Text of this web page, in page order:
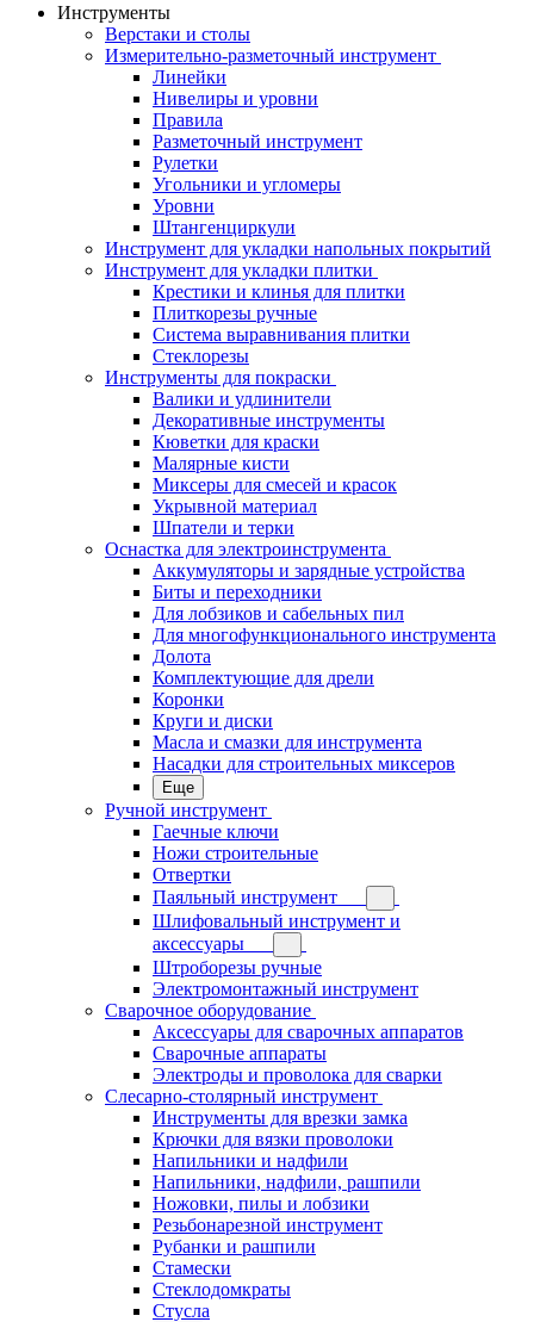
Инструменты
Верстаки и столы
Измерительно-разметочный инструмент
Линейки
Нивелиры и уровни
Правила
Разметочный инструмент
Рулетки
Угольники и угломеры
Уровни
Штангенциркули
Инструмент для укладки напольных покрытий
Инструмент для укладки плитки
Крестики и клинья для плитки
Плиткорезы ручные
Система выравнивания плитки
Стеклорезы
Инструменты для покраски
Валики и удлинители
Декоративные инструменты
Кюветки для краски
Малярные кисти
Миксеры для смесей и красок
Укрывной материал
Шпатели и терки
Оснастка для электроинструмента
Аккумуляторы и зарядные устройства
Биты и переходники
Для лобзиков и сабельных пил
Для многофункционального инструмента
Долота
Комплектующие для дрели
Коронки
Круги и диски
Масла и смазки для инструмента
Насадки для строительных миксеров
Еще
Ручной инструмент
Гаечные ключи
Ножи строительные
Отвертки
Паяльный инструмент
Шлифовальный инструмент и
аксессуары
Штроборезы ручные
Электромонтажный инструмент
Сварочное оборудование
Аксессуары для сварочных аппаратов
Сварочные аппараты
Электроды и проволока для сварки
Слесарно-столярный инструмент
Инструменты для врезки замка
Крючки для вязки проволоки
Напильники и надфили
Напильники, надфили, рашпили
Ножовки, пилы и лобзики
Резьбонарезной инструмент
Рубанки и рашпили
Стамески
Стеклодомкраты
Стусла